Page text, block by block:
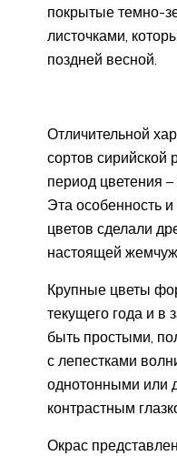
покрытые темно-
листочками,
поздней весной.
Отличительной
сортов сирийской
период цветения
Эта особенность
цветов сделали
настоящей
Крупные цветы
текущего года и в
быть простыми,
с лепестками
однотонными или
контрастным
Окрас